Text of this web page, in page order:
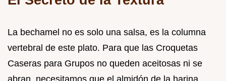
La bechamel no es solo una salsa, es la columna
vertebral de este plato. Para que las Croquetas
Caseras para Grupos no queden aceitosas ni se
abran, necesitamos que el almidón de la harina